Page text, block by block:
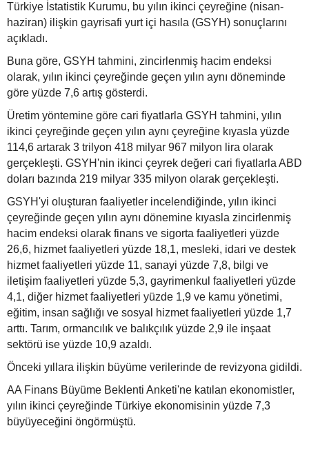
Türkiye İstatistik Kurumu, bu yılın ikinci çeyreğine (nisan-
haziran) ilişkin gayrisafi yurt içi hasıla (GSYH) sonuçlarını
açıkladı.
Buna göre, GSYH tahmini, zincirlenmiş hacim endeksi
olarak, yılın ikinci çeyreğinde geçen yılın aynı döneminde
göre yüzde 7,6 artış gösterdi.
Üretim yöntemine göre cari fiyatlarla GSYH tahmini, yılın
ikinci çeyreğinde geçen yılın aynı çeyreğine kıyasla yüzde
114,6 artarak 3 trilyon 418 milyar 967 milyon lira olarak
gerçekleşti. GSYH'nin ikinci çeyrek değeri cari fiyatlarla ABD
doları bazında 219 milyar 335 milyon olarak gerçekleşti.
GSYH'yi oluşturan faaliyetler incelendiğinde, yılın ikinci
çeyreğinde geçen yılın aynı dönemine kıyasla zincirlenmiş
hacim endeksi olarak finans ve sigorta faaliyetleri yüzde
26,6, hizmet faaliyetleri yüzde 18,1, mesleki, idari ve destek
hizmet faaliyetleri yüzde 11, sanayi yüzde 7,8, bilgi ve
iletişim faaliyetleri yüzde 5,3, gayrimenkul faaliyetleri yüzde
4,1, diğer hizmet faaliyetleri yüzde 1,9 ve kamu yönetimi,
eğitim, insan sağlığı ve sosyal hizmet faaliyetleri yüzde 1,7
arttı. Tarım, ormancılık ve balıkçılık yüzde 2,9 ile inşaat
sektörü ise yüzde 10,9 azaldı.
Önceki yıllara ilişkin büyüme verilerinde de revizyona gidildi.
AA Finans Büyüme Beklenti Anketi'ne katılan ekonomistler,
yılın ikinci çeyreğinde Türkiye ekonomisinin yüzde 7,3
büyüyeceğini öngörmüştü.